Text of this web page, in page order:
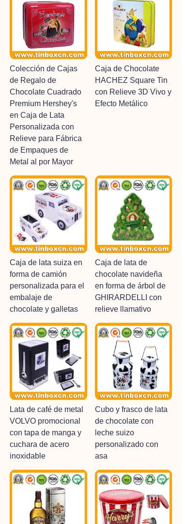
Colección de Cajas
de Regalo de
Chocolate Cuadrado
Premium Hershey's
en Caja de Lata
Personalizada con
Relieve para Fábrica
de Empaques de
Metal al por Mayor
Caja de Chocolate
HACHEZ Square Tin
con Relieve 3D Vivo y
Efecto Metálico
Caja de lata suiza en
forma de camión
personalizada para el
embalaje de
chocolate y galletas
Caja de lata de
chocolate navideña
en forma de árbol de
GHIRARDELLI con
relieve llamativo
Lata de café de metal
VOLVO promocional
con tapa de manga y
cuchara de acero
inoxidable
Cubo y frasco de lata
de chocolate con
leche suizo
personalizado con
asa